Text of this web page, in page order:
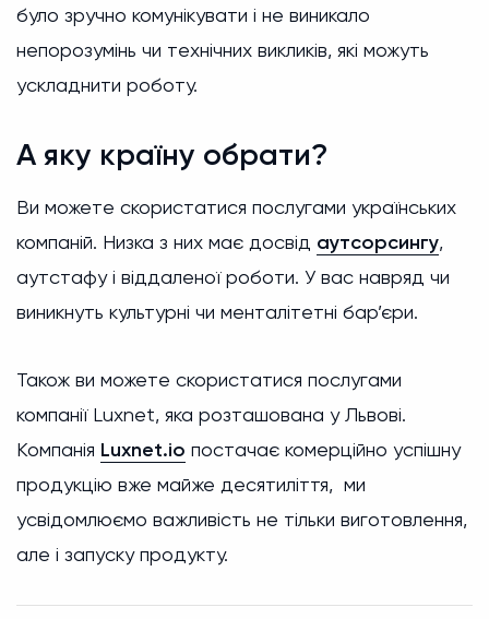
було зручно комунікувати і не виникало
непорозумінь чи технічних викликів, які можуть
ускладнити роботу.
А яку країну обрати?
Ви можете скористатися послугами українських
компаній. Низка з них має досвід аутсорсингу,
аутстафу і віддаленої роботи. У вас навряд чи
виникнуть культурні чи менталітетні бар’єри.
Також ви можете скористатися послугами
компанії Luxnet, яка розташована у Львові.
Компанія Luxnet.io постачає комерційно успішну
продукцію вже майже десятиліття, ми
усвідомлюємо важливість не тільки виготовлення,
але і запуску продукту.